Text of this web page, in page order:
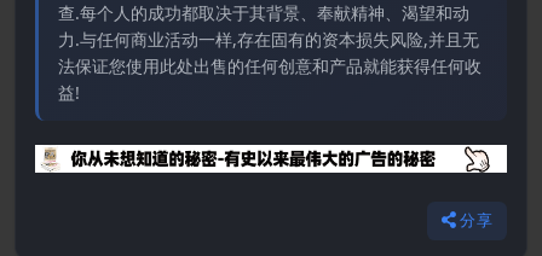
查.每个人的成功都取决于其背景、奉献精神、渴望和动
力.与任何商业活动一样,存在固有的资本损失风险,并且无
法保证您使用此处出售的任何创意和产品就能获得任何收
益!
分享